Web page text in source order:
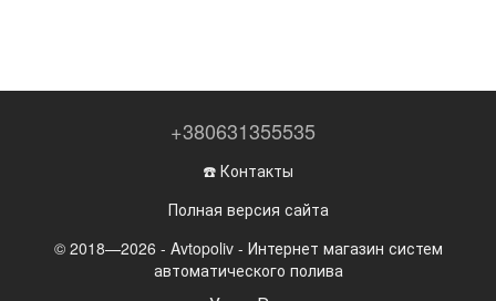
+380631355535
☎️ Контакты
Полная версия сайта
© 2018—2026 - Avtopoliv - Интернет магазин систем
автоматического полива